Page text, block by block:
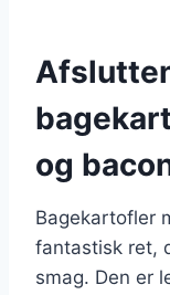
og
Bagekartofler
fantastisk ret,
smag. Den er